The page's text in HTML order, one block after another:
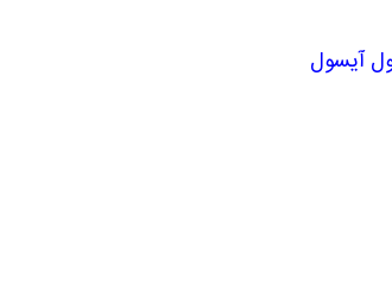
آیسول